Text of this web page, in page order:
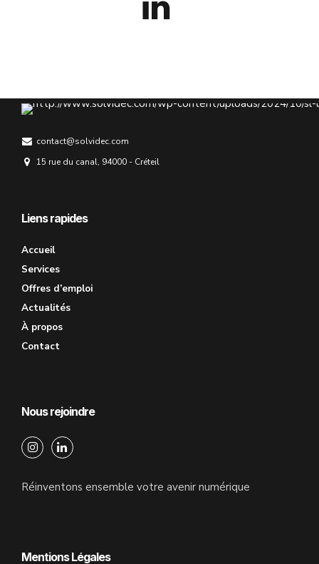
contact@solvidec.com
15 rue du canal, 94000 - Créteil
Liens rapides
Accueil
Services
Offres d’emploi
Actualités
À propos
Contact
Nous rejoindre
Réinventons ensemble votre avenir numérique
Mentions Légales